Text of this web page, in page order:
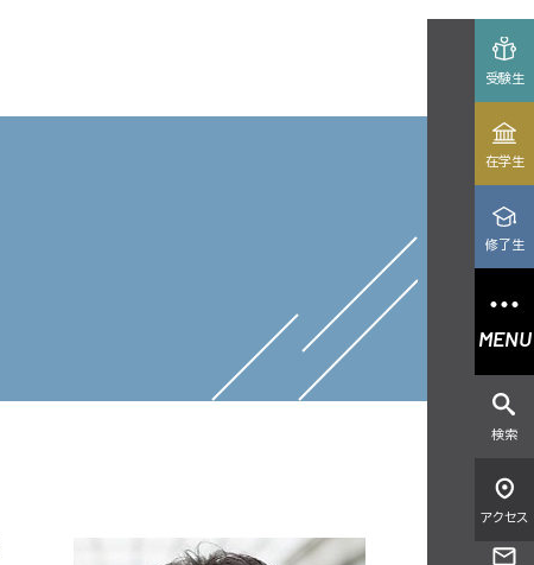
受験生
在学生
修了生
MENU
検索
アクセス